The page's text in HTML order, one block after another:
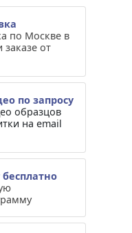
по Москве в
от
по запросу
образцов
на email